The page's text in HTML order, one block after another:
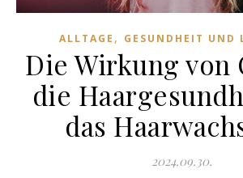
ALLTAGE , GESUNDHEIT UND
Die Wirkung von
die
das
2024.09.30.